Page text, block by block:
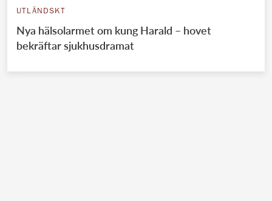
UTLÄNDSKT
Nya hälsolarmet om kung Harald – hovet
bekräftar sjukhusdramat